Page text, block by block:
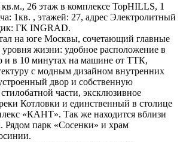
26 этаж в комплексе TopHILLS, 1
1кв. , этажей: 27, адрес Электролитный
ГК INGRAD.
на юге Москвы, сочетающий главные
жизни: удобное расположение в
и в 10 минутах на машине от ТТК,
с модным дизайном внутренних
двор и собственную
части, эксклюзивное
Котловки и единственный в столице
«КАНТ». Так же находится вблизи
Рядом парк «Сосенки» и храм